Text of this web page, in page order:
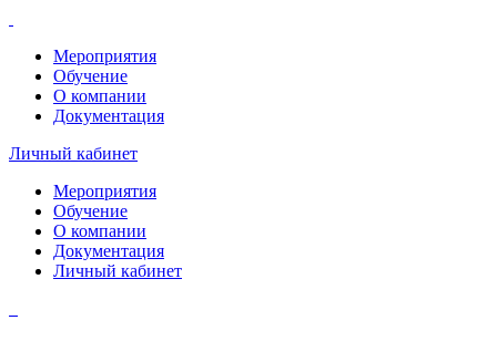
Мероприятия
Обучение
О компании
Документация
Личный кабинет
Мероприятия
Обучение
О компании
Документация
Личный кабинет